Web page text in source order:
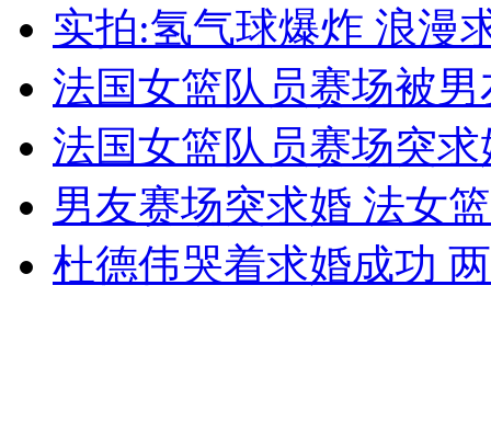
女孩北京地铁殴打老人 痛下狠手拳打脚踢
无痛分娩是否安全 医生回应
外交部：反对强权政治霸凌主义
外交部：有关国家言论片面不公正
实拍:氢气球爆炸 浪漫
法国女篮队员赛场被
法国女篮队员赛场突求
男友赛场突求婚 法女
杜德伟哭着求婚成功